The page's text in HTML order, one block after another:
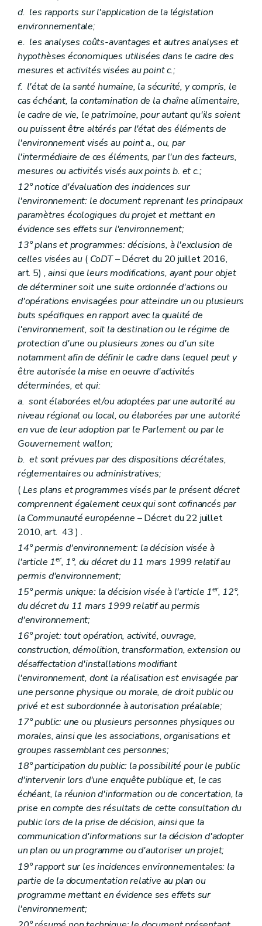
Art. D116
Art. D117
Art. D118
Art. D119
Art. D120
Art. D121
Titre VIII Coûts liés à la prévention et à la réparation
Art. D122
Art. D123
Art. D124
Art. D125
Art. D126
Art. D127
Art. D128
Art. D129
Art. D130
Titre IX Demandes d'action
Art. D131
Art. D132
Art. D133
Art. D134
Titre X Coopération interrégionale et internationale
Art. D135
Art. D136
Art. D137
Partie VIII Recherche, constatation, poursuite, répression et mesures de réparation des infractions en matière d'environnement – Décret du 5 juin 2008, art. 2)
Titre premier Dispositions générales – Décret du 5 juin 2008, art. 2)
Art. D 138
Art. D 139
Titre II De la recherche et de la constatation des infractions – Décret du 5 juin 2008, art. 2)
Chapitre premier Agents chargés de missions de police judiciaire – Décret du 5 juin 2008, art. 2)
Art. D 140
Art. D 141
Art. D 142
Art. D 143
Chapitre II Les moyens d'investigation – Décret du 5 juin 2008, art. 2)
Art. D 144
Art. D 145
Art. D 146
Art. D 147
Chapitre III
Les mesures de contrainte – Décret du 5 juin 2008, art. 2)
Art. D 148
Art. D 149
Art. D 150
Titre III Dispositions pénales – Décret du 5 juin 2008, art. 2)
Chapitrepremier
Dispositions générales – Décret du 22 juillet 2010, art. 57
Art. D 151
Art. D 152
Art. D 153
Art. D 154
Art. D 155
ChapitreII
Infractions aux règlements et décisions européens – Décret du 22 juillet 2010, art. 57
Art. D 155
bis
Titre IV Mesures de restitution qui peuvent être prononcées par le juge – Décret du 5 juin 2008, art. 2)
Art. D 156
Art. D 157
Art. D 158
Titre V Extinction éventuelle de l'action publique moyennant une transaction – Décret du 5 juin 2008, art. 2)
Art. D 159
Titre VI Amendes administratives – Décret du 5 juin 2008, art. 2)
Art. D 160
Art. D 161
Art. D 162
Art. D 163
Art. D 164
Art. D 165
Art. D 166
Art. D 167
Art. D 168
Art. D 169
Art. D 169bis
Titre VII Fonds pour la Protection de l'Environnement – Décret du 5 juin 2008, art. 2)
Art. D 170
Titre VIII Coordination de la politique criminelle environnementale – Décret du 5 juin 2008, art. 2)
Art. D 171
Section PARTIE REGLEMENTAIRE
Partie première Principes du droit de l'environnement et définitions générales
Titre premier Principes
Titre II Définitions
Art. R1
Art. R 2
Partie II ((...)
Art. R 3 à R 16
d. les rapports sur l'application de la législation
environnementale;
e. les analyses coûts-avantages et autres analyses et
hypothèses économiques utilisées dans le cadre des
mesures et activités visées au pointc.;
f. l'état de la santé humaine, la sécurité, y compris, le
cas échéant, la contamination de la chaîne alimentaire,
le cadre de vie, le patrimoine, pour autant qu'ils soient
ou puissent être altérés par l'état des éléments de
l'environnement visés au point a., ou, par
l'intermédiaire de ces éléments, par l'un des facteurs,
mesures ou activités visés aux pointsb. etc.;
12° notice d'évaluation des incidences sur
l'environnement: le document reprenant les principaux
paramètres écologiques du projet et mettant en
évidence ses effets sur l'environnement;
13° plans et programmes: décisions, à l'exclusion de
celles visées au ( CoDT– Décret du 20 juillet 2016,
art. 5) , ainsi que leurs modifications, ayant pour objet
de déterminer soit une suite ordonnée d'actions ou
d'opérations envisagées pour atteindre un ou plusieurs
buts spécifiques en rapport avec la qualité de
l'environnement, soit la destination ou le régime de
protection d'une ou plusieurs zones ou d'un site
notamment afin de définir le cadre dans lequel peut y
être autorisée la mise en oeuvre d'activités
déterminées, et qui:
a. sont élaborées et/ou adoptées par une autorité au
niveau régional ou local, ou élaborées par une autorité
en vue de leur adoption par le Parlement ou par le
Gouvernement wallon;
b. et sont prévues par des dispositions décrétales,
réglementaires ou administratives;
(Les plans et programmes visés par le présent décret
comprennent également ceux qui sont cofinancés par
la Communauté européenne – Décret du 22 juillet
2010, art. 43 ) .
14° permis d'environnement: la décision visée à
l'article 1er, 1°, du décret du 11 mars 1999 relatif au
permis d'environnement;
15° permis unique: la décision visée à l'article 1er, 12°,
du décret du 11 mars 1999 relatif au permis
d'environnement;
16° projet: tout opération, activité, ouvrage,
construction, démolition, transformation, extension ou
désaffectation d'installations modifiant
l'environnement, dont la réalisation est envisagée par
une personne physique ou morale, de droit public ou
privé et est subordonnée à autorisation préalable;
17° public: une ou plusieurs personnes physiques ou
morales, ainsi que les associations, organisations et
groupes rassemblant ces personnes;
18° participation du public: la possibilité pour le public
d'intervenir lors d'une enquête publique et, le cas
échéant, la réunion d'information ou de concertation, la
prise en compte des résultats de cette consultation du
public lors de la prise de décision, ainsi que la
communication d'informations sur la décision d'adopter
un plan ou un programme ou d'autoriser un projet;
19° rapport sur les incidences environnementales: la
partie de la documentation relative au plan ou
programme mettant en évidence ses effets sur
l'environnement;